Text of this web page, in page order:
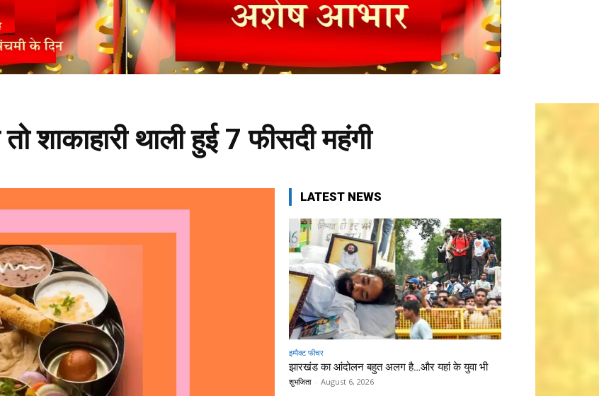
शाकाहारी थाली हुई 7 फीसदी महंगी
LATEST NEWS
इम्पैक्ट फीचर
झारखंड का आंदोलन बहुत अलग है…और यहां के युवा भी
शुभजिता - August 6, 2026